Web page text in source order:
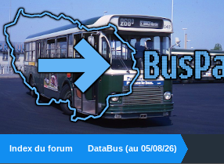
Index du forum DataBus (au 05/08/26)